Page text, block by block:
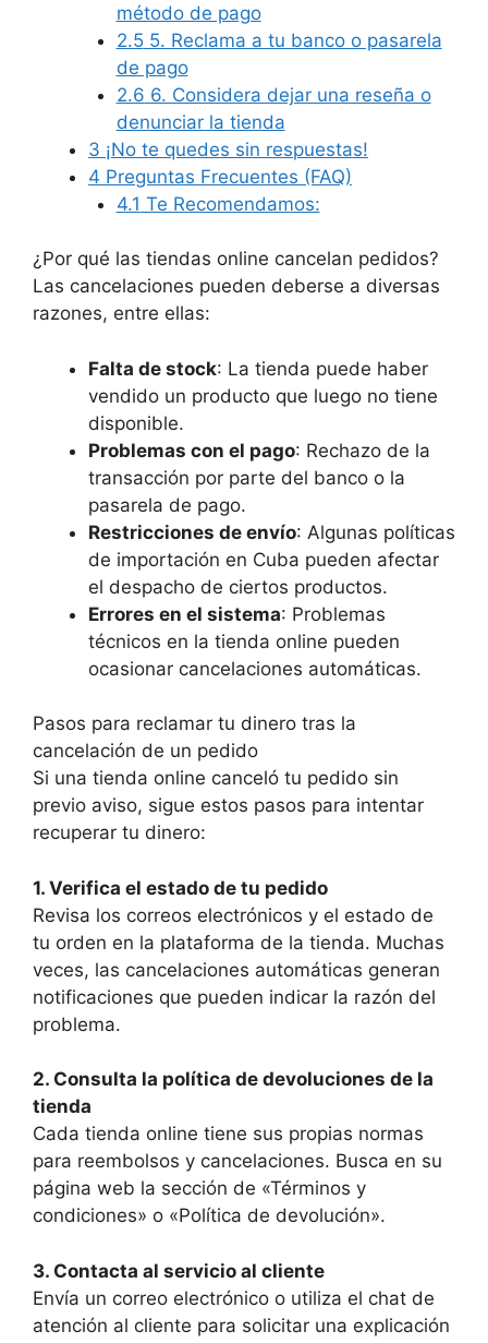
método de pago
2.55. Reclama a tu banco o pasarela
de pago
2.6 6. Considera dejar una reseña o
denunciar la tienda
3 ¡No te quedes sin respuestas!
4 Preguntas Frecuentes (FAQ)
4.1 Te Recomendamos:
¿Por qué las tiendas online cancelan pedidos?
Las cancelaciones pueden deberse a diversas
razones, entre ellas:
Falta de stock: La tienda puede haber
vendido un producto que luego no tiene
disponible.
Problemas con el pago: Rechazo de la
transacción por parte del banco o la
pasarela de pago.
Restricciones de envío: Algunas políticas
de importación en Cuba pueden afectar
el despacho de ciertos productos.
Errores en el sistema: Problemas
técnicos en la tienda online pueden
ocasionar cancelaciones automáticas.
Pasos para reclamar tu dinero tras la
cancelación de un pedido
Si una tienda online canceló tu pedido sin
previo aviso, sigue estos pasos para intentar
recuperar tu dinero:
1. Verifica el estado de tu pedido
Revisa los correos electrónicos y el estado de
tu orden en la plataforma de la tienda. Muchas
veces, las cancelaciones automáticas generan
notificaciones que pueden indicar la razón del
problema.
2. Consulta la política de devoluciones de la
tienda
Cada tienda online tiene sus propias normas
para reembolsos y cancelaciones. Busca en su
página web la sección de «Términos y
condiciones» o «Política de devolución».
3. Contacta al servicio al cliente
Envía un correo electrónico o utiliza el chat de
atención al cliente para solicitar una explicación